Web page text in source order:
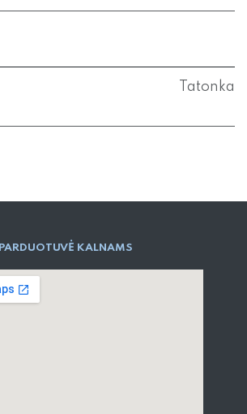
Tatonka
PARD​UOTUVĖ​ KALNAMS